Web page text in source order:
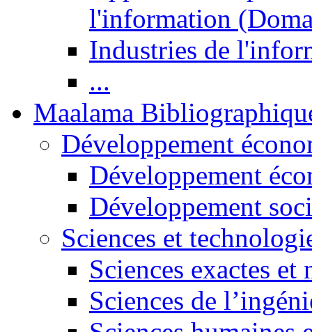
l'information
Industries de
...
Maalama
Développement
Développement
Développement
Sciences et
Sciences exactes et
Sciences de